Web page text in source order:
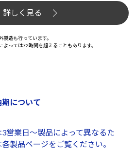
詳しく見る
造も行っています。
っては72時間を超えることもあります。
について
営業日～製品によって異なるた
製品ページをご覧ください。